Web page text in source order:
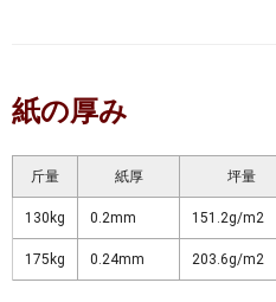
紙の厚み
斤量 紙厚 坪量
130kg 0.2mm 151.2g/m2
175kg 0.24mm 203.6g/m2